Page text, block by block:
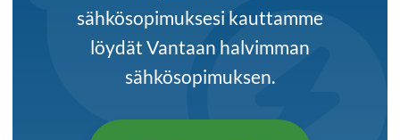
sähkösopimuksesi kauttamme
löydät Vantaan halvimman
sähkösopimuksen.